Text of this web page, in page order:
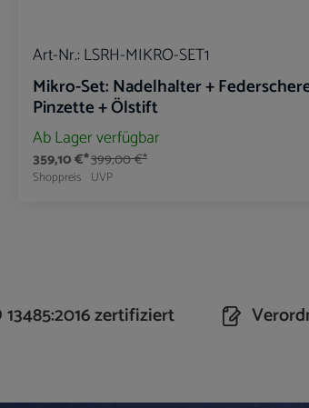
Art-Nr.: LSRH-MIKRO-SET1
Mikro-Set: Nadelhalter +
Pinzette + Ölstift
Ab Lager verfügbar
359,10 €*
Shoppreis
399,00 €*
UVP
13485:2016 zertifiziert